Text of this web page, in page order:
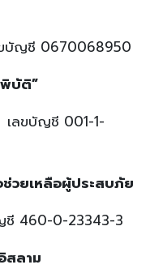
ขบัญชี 0670068950
บัติ”
เลขบัญชี 001-1-
วยเหลือผู้ประสบภัย
ชี 460-0-23343-3
สลาม